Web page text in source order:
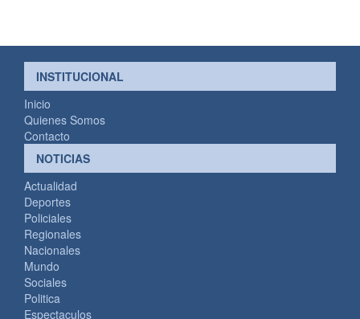
INSTITUCIONAL
Inicio
Quienes Somos
Contacto
NOTICIAS
Actualidad
Deportes
Policiales
Regionales
Nacionales
Mundo
Sociales
Politica
Espectaculos